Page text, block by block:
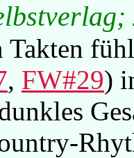
Takten
, FW#29)